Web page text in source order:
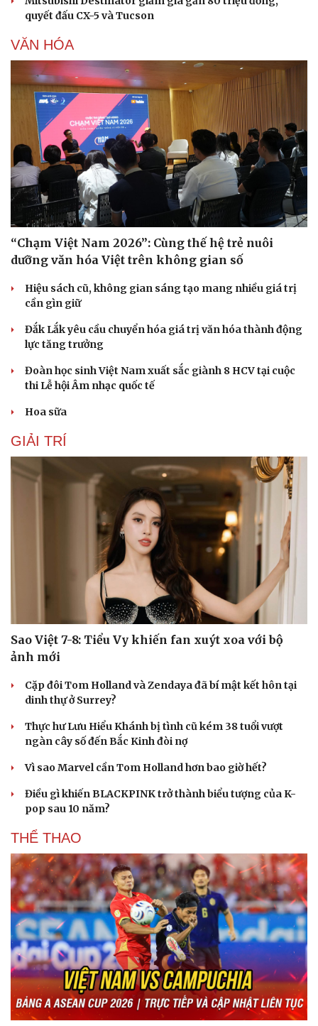
Tư vấn
Podcast
Câu chuyện thời sự
Đọc truyện đêm khuya
Cửa sổ tình yêu
Kể chuyện cho bé
Hạt giống tâm hồn
quyết đấu CX-5 và Tucson
VĂN HÓA
“Chạm Việt Nam 2026”: Cùng thế hệ trẻ nuôi
dưỡng văn hóa Việt trên không gian số
Hiệu sách cũ, không gian sáng tạo mang nhiều giá trị
cần gìn giữ
Đắk Lắk yêu cầu chuyển hóa giá trị văn hóa thành động
lực tăng trưởng
Đoàn học sinh Việt Nam xuất sắc giành 8 HCV tại cuộc
thi Lễ hội Âm nhạc quốc tế
Hoa sữa
GIẢI TRÍ
Sao Việt 7-8: Tiểu Vy khiến fan xuýt xoa với bộ
ảnh mới
Cặp đôi Tom Holland và Zendaya đã bí mật kết hôn tại
dinh thự ở Surrey?
Thực hư Lưu Hiểu Khánh bị tình cũ kém 38 tuổi vượt
ngàn cây số đến Bắc Kinh đòi nợ
Vì sao Marvel cần Tom Holland hơn bao giờ hết?
Điều gì khiến BLACKPINK trở thành biểu tượng của K-
pop sau 10 năm?
THỂ THAO